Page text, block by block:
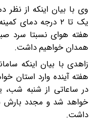
وی با بیان اینکه از نظر
یک تا ۲ درجه
هفته هوای نسبتا سرد
همدان خواهیم داشت.
زاهدی با بیان اینکه
هفته آینده وارد استان
در ساعاتی از شنبه شب،
خواهد شد و مجدد بارش
داشت.